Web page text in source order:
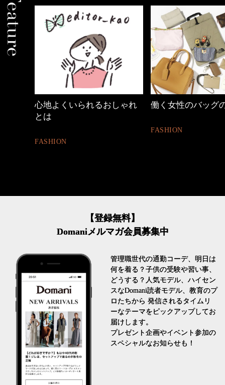
働く女性のバッグの中身 40代の小顔メイク
BEAUTY
【登録無料】
Domaniメルマガ会員募集中
管理職世代の通勤コーデ、明日は
何を着る？子供の受験や習い事、
どうする？人気モデル、ハイセン
スなDomani読者モデル、教育のプ
ロたちから 発信されるタイムリ
ーなテーマをピックアップしてお
届けします。
プレゼント企画やイベント参加の
スペシャルなお知らせも！